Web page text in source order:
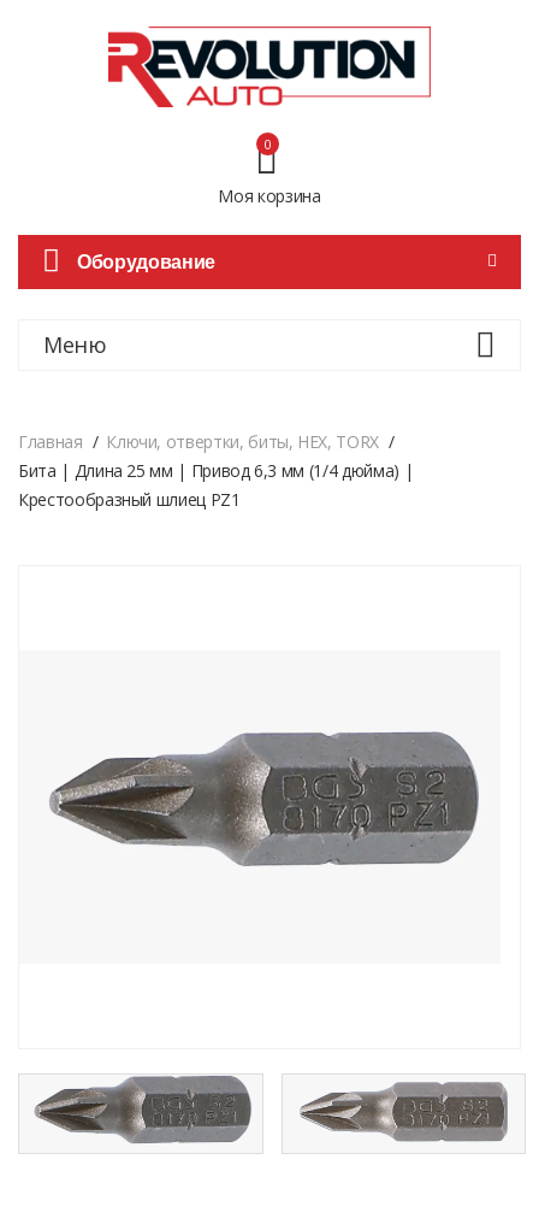
Моя корзина
0
Оборудование
Меню
Главная
Ключи, отвертки, биты, HEX, TORX
Бита | Длина 25 мм | Привод 6,3 мм (1/4 дюйма) |
Крестообразный шлиец PZ1